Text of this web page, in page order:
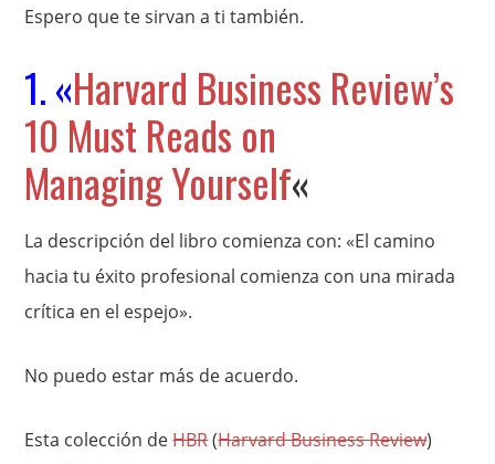
Espero que te sirvan a ti también.
1. «Harvard Business Review’s
10 Must Reads on
Managing Yourself«
La descripción del libro comienza con: «El camino
hacia tu éxito profesional comienza con una mirada
crítica en el espejo».
No puedo estar más de acuerdo.
Esta colección deHBR(Harvard Business Review)